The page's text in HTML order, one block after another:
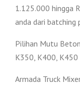
1.125.000 hingga
anda dari
Pilihan Mutu
K350, K400, K450
Armada Truck